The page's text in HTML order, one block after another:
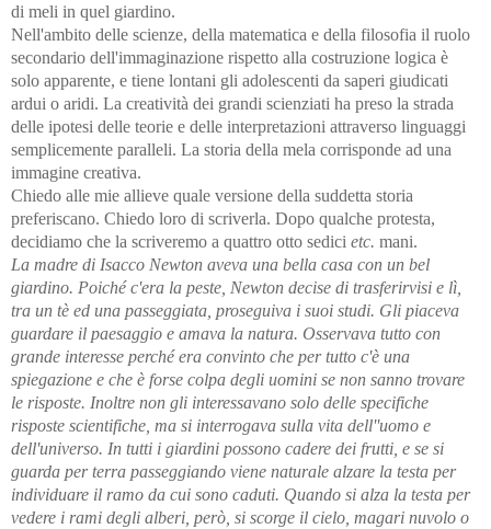
di meli in quel giardino.
Nell'ambito delle scienze, della matematica e della filosofia il ruolo
secondario dell'immaginazione rispetto alla costruzione logica è
solo apparente, e tiene lontani gli adolescenti da saperi giudicati
ardui o aridi. La creatività dei grandi scienziati ha preso la strada
delle ipotesi delle teorie e delle interpretazioni attraverso linguaggi
semplicemente paralleli. La storia della mela corrisponde ad una
immagine creativa.
Chiedo alle mie allieve quale versione della suddetta storia
preferiscano. Chiedo loro di scriverla. Dopo qualche protesta,
decidiamo che la scriveremo a quattro otto sedici etc. mani.
La madre di Isacco Newton aveva una bella casa con un bel
giardino. Poiché c'era la peste, Newton decise di trasferirvisi e lì,
tra un tè ed una passeggiata, proseguiva i suoi studi. Gli piaceva
guardare il paesaggio e amava la natura. Osservava tutto con
grande interesse perché era convinto che per tutto c'è una
spiegazione e che è forse colpa degli uomini se non sanno trovare
le risposte. Inoltre non gli interessavano solo delle specifiche
risposte scientifiche, ma si interrogava sulla vita dell''uomo e
dell'universo. In tutti i giardini possono cadere dei frutti, e se si
guarda per terra passeggiando viene naturale alzare la testa per
individuare il ramo da cui sono caduti. Quando si alza la testa per
vedere i rami degli alberi, però, si scorge il cielo, magari nuvolo o